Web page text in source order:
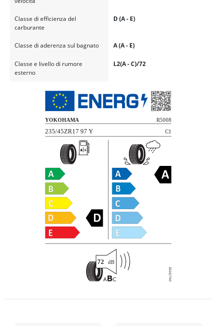
Classe di efficienza del
carburante
D (A - E)
Classe di aderenza sul bagnato A (A - E)
Classe e livello di rumore
esterno
L2(A - C)/72